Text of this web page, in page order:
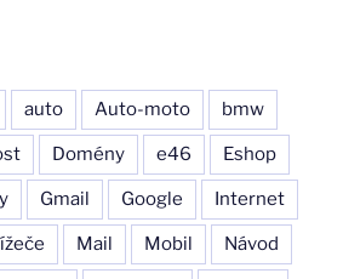
auto Auto-moto bmw
Domény e46 Eshop
Gmail Google Internet
Mail Mobil Návod